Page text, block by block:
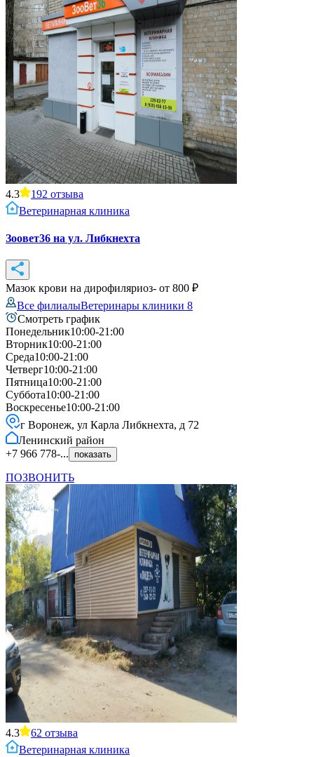
4.3 192 отзыва
Ветеринарная клиника
Зоовет36 на ул. Либкнехта
Мазок крови на дирофиляриоз- от 800 ₽
Все филиалыВетеринары клиники 8
Смотреть график
Понедельник10:00-21:00
Вторник10:00-21:00
Среда10:00-21:00
Четверг10:00-21:00
Пятница10:00-21:00
Суббота10:00-21:00
Воскресенье10:00-21:00
г Воронеж, ул Карла Либкнехта, д 72
Ленинский район
+7 966 778-...
показать
ПОЗВОНИТЬ
4.3 62 отзыва
Ветеринарная клиника